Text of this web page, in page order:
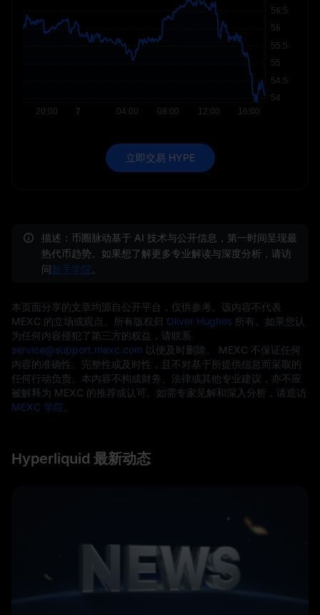
立即交易 HYPE
描述：币圈脉动基于 AI 技术与公开信息，第一时间呈现最
热代币趋势。如果想了解更多专业解读与深度分析，请访
问新手学院
本页面分享的文章均源自公开平台，仅供参考。该内容不代表
MEXC 的立场或观点。所有版权归 Oliver Hughes 所有。如果您认
为任何内容侵犯了第三方的权益，请联系
service@support.mexc.com 以便及时删除。 MEXC 不保证任何
内容的准确性、完整性或及时性，且不对基于所提供信息而采取的
任何行动负责。本内容不构成财务、法律或其他专业建议，亦不应
被解释为 MEXC 的推荐或认可。如需专家见解和深入分析，请造访
MEXC 学院
Hyperliquid 最新动态